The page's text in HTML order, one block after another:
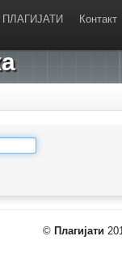
ПЛАГИЈАТИ Контакт
© Плагијати